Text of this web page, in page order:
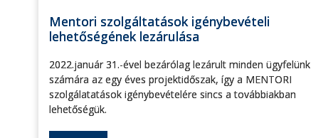
Mentori szolgáltatások igénybevételi
lehetőségének lezárulása
2022.január 31.-ével bezárólag lezárult minden ügyfelünk
számára az egy éves projektidőszak, így a MENTORI
szolgálatatások igénybevételére sincs a továbbiakban
lehetőségük.